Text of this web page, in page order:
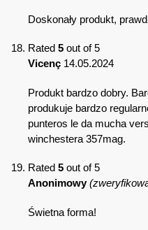
Doskonały produkt,
Rated 5 out of 5
Vicenç 14.05.2024
Produkt bardzo dobry.
produkuje bardzo
punteros le da mucha
winchestera 357mag.
Rated 5 out of 5
Anonimowy
Świetna forma!